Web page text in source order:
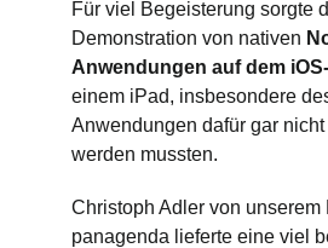
Für viel Begeisterung sorgte
Demonstration von nativen
Anwendungen auf dem
einem iPad, insbesondere
Anwendungen dafür gar
werden mussten.
Christoph Adler von unserem
panagenda lieferte eine viel